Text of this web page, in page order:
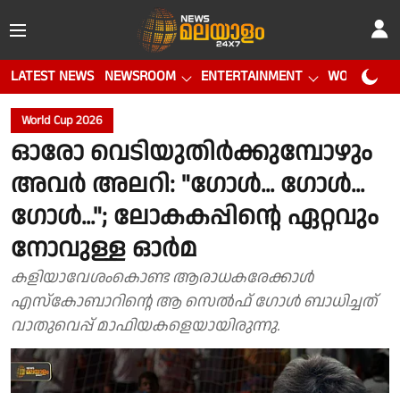
LATEST NEWS NEWSROOM ENTERTAINMENT WORLD CUP
World Cup 2026
ഓരോ വെടിയുതിര്‍ക്കുമ്പോഴും
അവര്‍ അലറി: "ഗോള്‍... ഗോള്‍...
ഗോള്‍..."; ലോകകപ്പിന്റെ ഏറ്റവും
നോവുള്ള ഓർമ
കളിയാവേശംകൊണ്ട ആരാധകരേക്കാള്‍
എസ്കോബാറിന്റെ ആ സെല്‍ഫ് ഗോള്‍ ബാധിച്ചത്
വാതുവെപ്പ് മാഫിയകളെയായിരുന്നു.